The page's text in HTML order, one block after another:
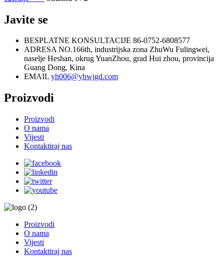
Javite se
BESPLATNE KONSULTACIJE 86-0752-6808577
ADRESA NO.166th, industrijska zona ZhuWu Fulingwei,
naselje Heshan, okrug YuanZhou, grad Hui zhou, provincija
Guang Dong, Kina
EMAIL yh006@yhwjgd.com
Proizvodi
Proizvodi
O nama
Vijesti
Kontaktiraj nas
Proizvodi
O nama
Vijesti
Kontaktiraj nas